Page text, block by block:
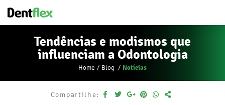
Tendências e modismos que
influenciam a Odontologia
Home Blog Notícias
Compartilhe: